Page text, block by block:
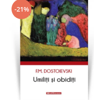
-21%